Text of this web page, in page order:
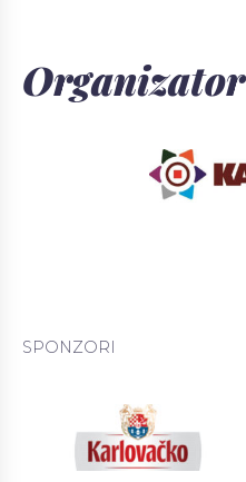
Organizator
SPONZORI